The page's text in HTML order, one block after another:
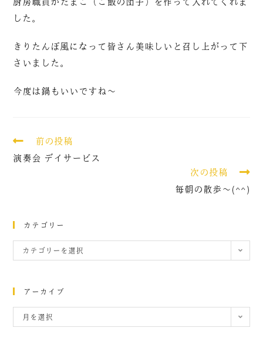
した。
きりたんぽ風になって皆さん美味しいと召し上がって下
さいました。
今度は鍋もいいですね～
前の投稿
演奏会 デイサービス
次の投稿
毎朝の散歩～(^^)
カテゴリー
カテゴリーを選択
アーカイブ
月を選択